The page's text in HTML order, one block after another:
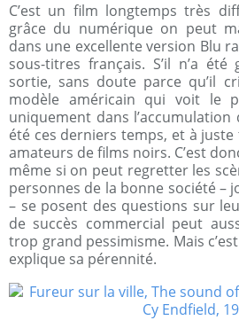
C’est un film longtemps très
grâce du numérique on peut
dans une excellente version Blu
sous-titres français. S’il n’a
sortie, sans doute parce qu’il
modèle américain qui voit le
uniquement dans l’accumulation
été ces derniers temps, et à
amateurs de films noirs. C’est
même si on peut regretter les
personnes de la bonne société –
– se posent des questions sur
de succès commercial peut
trop grand pessimisme. Mais
explique sa pérennité.